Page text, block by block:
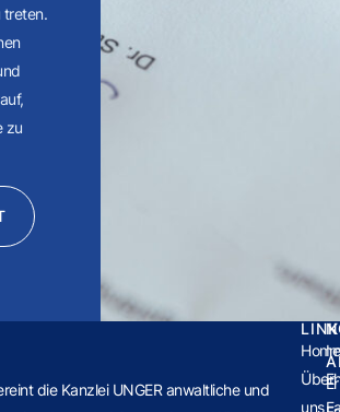
treten.
zu
die Kanzlei UNGER anwaltliche und
Home
Über
uns